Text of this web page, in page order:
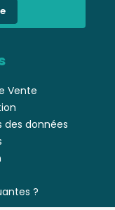
Vente
des données
?